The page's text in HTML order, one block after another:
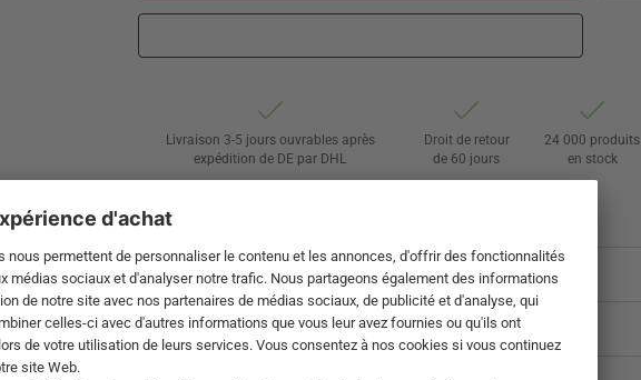
Livraison 3-5 jours ouvrables après
expédition de DE par DHL
Droit de retour
de 60 jours
24 000 produits
en stock